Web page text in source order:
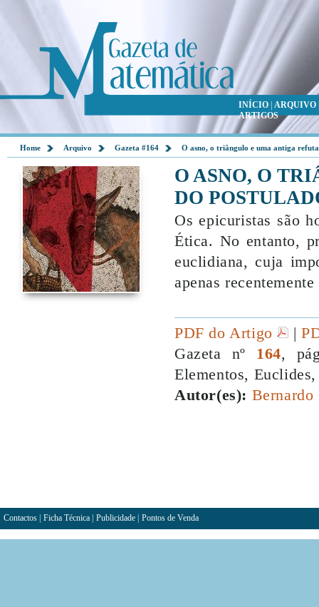
INÍCIO ARQUIVO
ARTIGOS
Home Arquivo Gazeta #164 O asno, o triângulo e uma antiga
O ASNO, O
DO
Os epicuristas são
Ética. No entanto,
euclidiana, cuja
apenas
PDF do Artigo |
Gazeta nº 164,
Elementos,
Autor(es): Bernardo
Contactos Ficha Técnica Publicidade Pontos de Venda